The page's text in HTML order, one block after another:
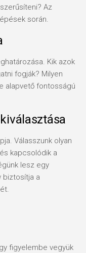
Az
során.
Kik azok
fogják? Milyen
alapvető fontosságú
Válasszunk olyan
kapcsolódik a
lesz egy
biztosítja a
figyelembe vegyük